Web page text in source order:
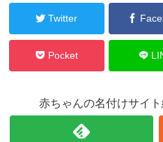
Twitter
Pocket
赤ちゃんの名付けサイ